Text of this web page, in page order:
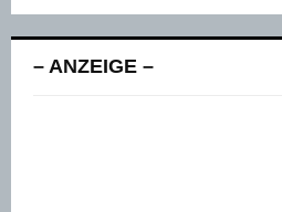
– ANZEIGE –